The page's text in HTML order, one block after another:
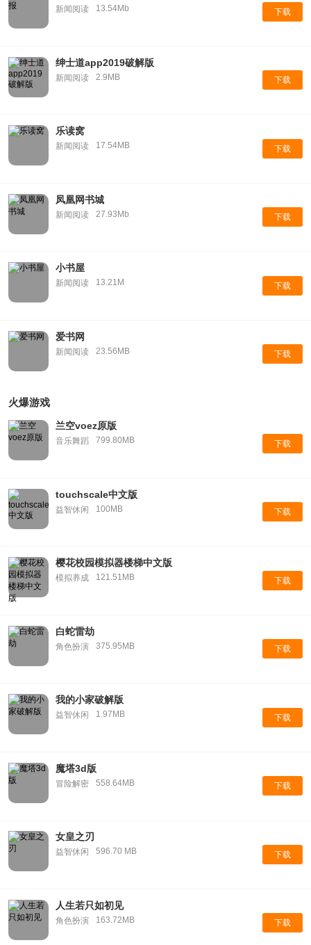
新闻阅读 13.54Mb 下载
绅士道app2019破解版
新闻阅读 2.9MB 下载
乐读窝
新闻阅读 17.54MB 下载
凤凰网书城
新闻阅读 27.93Mb 下载
小书屋
新闻阅读 13.21M 下载
爱书网
新闻阅读 23.56MB 下载
火爆游戏
兰空voez原版
音乐舞蹈 799.80MB 下载
touchscale中文版
益智休闲 100MB 下载
樱花校园模拟器楼梯中文版
模拟养成 121.51MB 下载
白蛇雷劫
角色扮演 375.95MB 下载
我的小家破解版
益智休闲 1.97MB 下载
魔塔3d版
冒险解密 558.64MB 下载
女皇之刃
益智休闲 596.70 MB 下载
人生若只如初见
角色扮演 163.72MB 下载